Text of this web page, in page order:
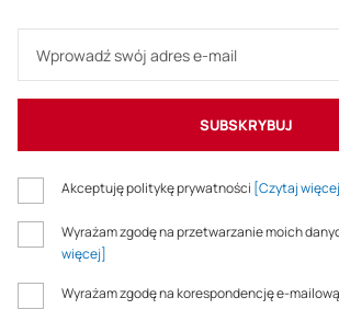
SUBSKRYBUJ
Akceptuję politykę prywatności [Czytaj
Wyrażam zgodę na przetwarzanie moich
więcej]
Wyrażam zgodę na korespondencję e-mailową